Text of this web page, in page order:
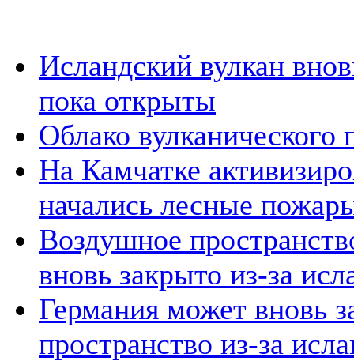
Исландский вулкан
пока открыты
Облако
На Камчатке
начались лесные
Воздушное
вновь закрыто из-за
Германия может вновь
пространство из-за